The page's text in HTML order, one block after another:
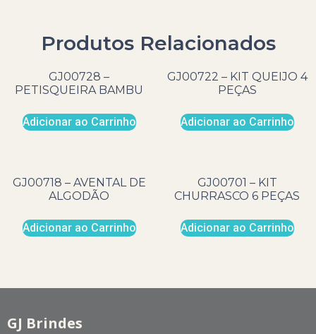
Produtos Relacionados
GJ00728 –
PETISQUEIRA BAMBU
Adicionar ao Carrinho
GJ00722 – KIT QUEIJO 4
PEÇAS
Adicionar ao Carrinho
GJ00718 – AVENTAL DE
ALGODÃO
Adicionar ao Carrinho
GJ00701 – KIT
CHURRASCO 6 PEÇAS
Adicionar ao Carrinho
GJ Brindes